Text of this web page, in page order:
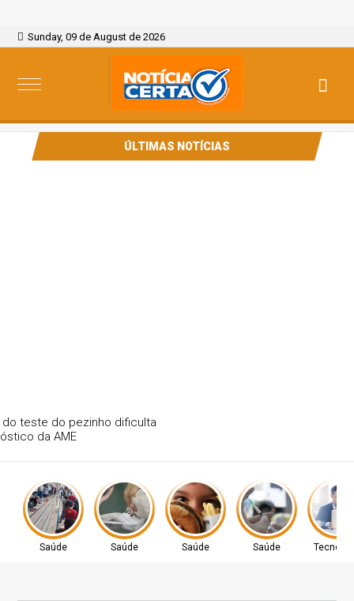
Sunday, 09 de August de 2026
ÚLTIMAS NOTÍCIAS
Atraso na ampliação do teste do pezinho dificulta
Saúde Saúde Saúde Saúde